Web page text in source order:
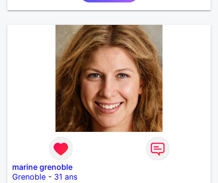
marine grenoble
Grenoble - 31 ans